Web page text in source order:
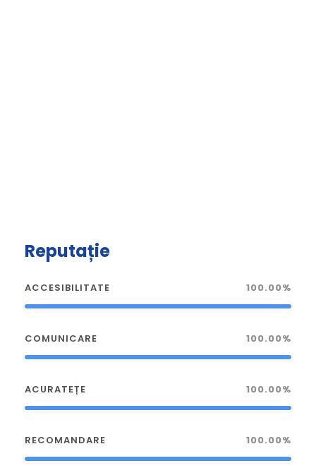
Reputație
ACCESIBILITATE 100.00%
COMUNICARE 100.00%
ACURATEȚE 100.00%
RECOMANDARE 100.00%